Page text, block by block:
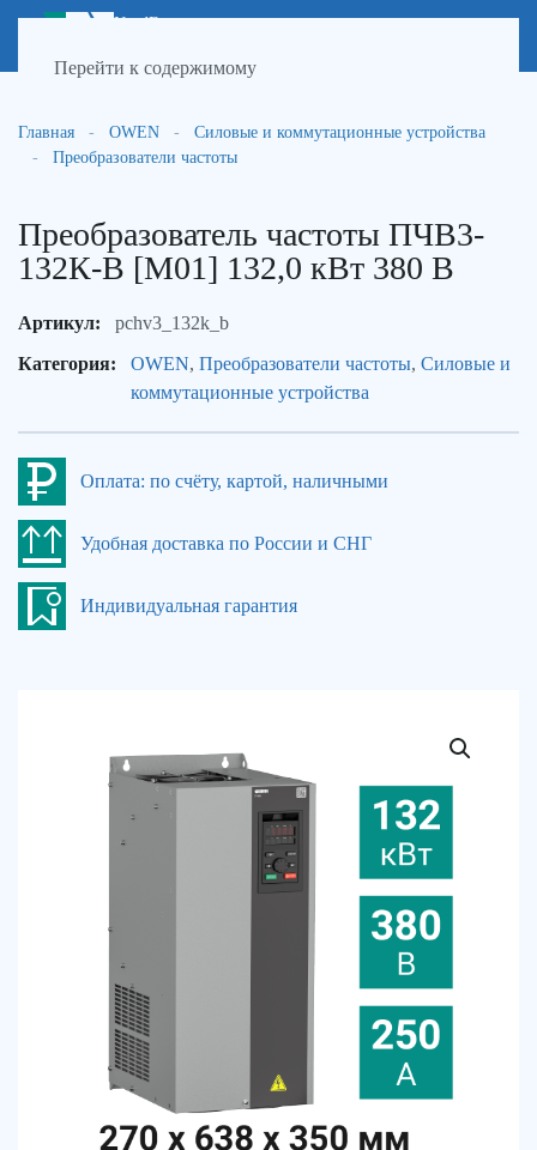
Перейти к содержимому
NordEnergy
Главная OWEN
Силовые и коммутационные устройства
Преобразователи частоты
Преобразователь частоты ПЧВ3-
132К-В [М01] 132,0 кВт 380 В
Артикул:
pchv3_132k_b
Категория:
OWEN, Преобразователи частоты, Силовые и
коммутационные устройства
Оплата: по счёту, картой, наличными
Удобная доставка по России и СНГ
Индивидуальная гарантия